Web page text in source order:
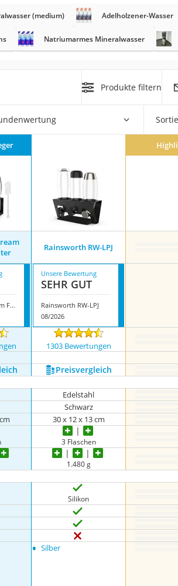
(medium) Adelholzener-Wasser
Natriumarmes Mineralwasser
Produkte filtern
Rainsworth RW-LPJ
Vinlley Sodastream Flaschenhalter
Unsere Bewertung
SEHR GUT
Rainsworth RW-LPJ
08/2026
1303 Bewertungen
Preis­vergleich
Edelstahl
Schwarz
30 x 12 x 13 cm
3 Flaschen
1.480 g
Silikon
• Silber